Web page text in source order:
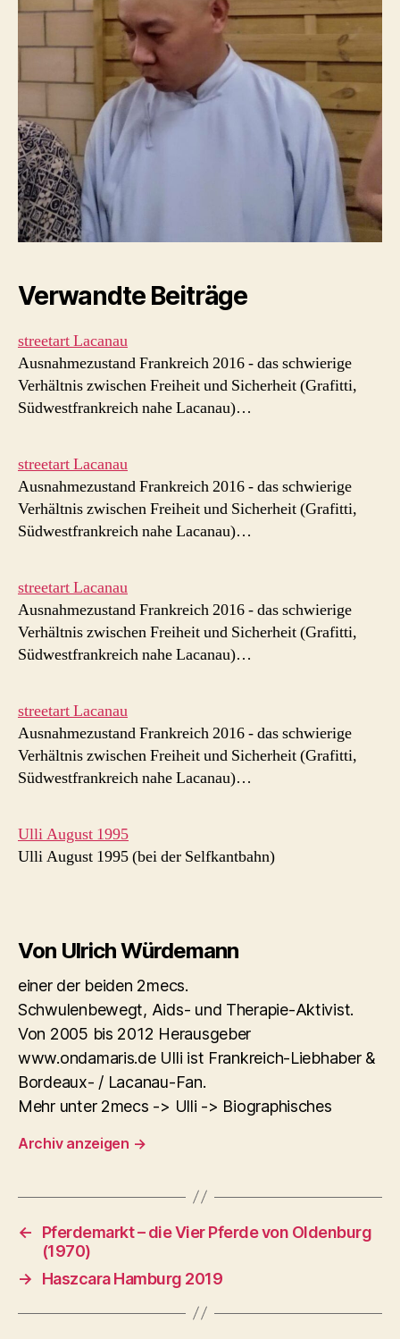
Verwandte Beiträge
streetart Lacanau
Ausnahmezustand Frankreich 2016 - das schwierige
Verhältnis zwischen Freiheit und Sicherheit (Grafitti,
Südwestfrankreich nahe Lacanau)…
streetart Lacanau
Ausnahmezustand Frankreich 2016 - das schwierige
Verhältnis zwischen Freiheit und Sicherheit (Grafitti,
Südwestfrankreich nahe Lacanau)…
streetart Lacanau
Ausnahmezustand Frankreich 2016 - das schwierige
Verhältnis zwischen Freiheit und Sicherheit (Grafitti,
Südwestfrankreich nahe Lacanau)…
streetart Lacanau
Ausnahmezustand Frankreich 2016 - das schwierige
Verhältnis zwischen Freiheit und Sicherheit (Grafitti,
Südwestfrankreich nahe Lacanau)…
Ulli August 1995
Ulli August 1995 (bei der Selfkantbahn)
Von Ulrich Würdemann
einer der beiden 2mecs.
Schwulenbewegt, Aids- und Therapie-Aktivist.
Von 2005 bis 2012 Herausgeber
www.ondamaris.de Ulli ist Frankreich-Liebhaber &
Bordeaux- / Lacanau-Fan.
Mehr unter 2mecs -> Ulli -> Biographisches
Archiv anzeigen →
←
Pferdemarkt – die Vier Pferde von Oldenburg
(1970)
→
Haszcara Hamburg 2019